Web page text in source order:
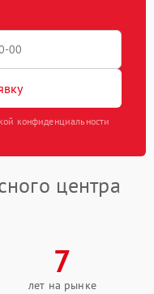
конфиденциальности
центра
7
лет на рынке